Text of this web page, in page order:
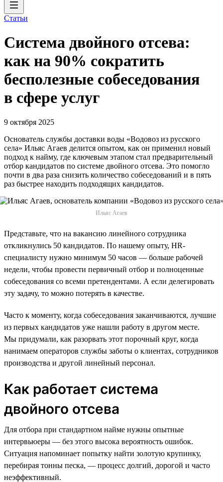
Статьи
Система двойного отсева:
как на 90% сократить
бесполезные собеседования
в сфере услуг
9 октября 2025
Основатель службы доставки воды «Водовоз из русского
села» Ильяс Агаев делится опытом, как он применил новый
подход к найму, где ключевым этапом стал предварительный
отбор кандидатов по системе двойного отсева. Это помогло
почти в два раза снизить количество собеседований и в пять
раз быстрее находить подходящих кандидатов.
Ильяс Агаев
Представьте, что на вакансию линейного сотрудника
откликнулись 50 кандидатов. По нашему опыту, HR-
специалисту нужно минимум 50 часов — больше рабочей
недели, чтобы провести первичный отбор и полноценные
собеседования со всеми претендентами. А если делегировать
эту задачу, то можно потерять в качестве.
Часто к моменту, когда собеседования заканчиваются, лучшие
из первых кандидатов уже нашли работу в другом месте.
Мы придумали, как разорвать этот порочный круг, когда
нанимаем операторов службы заботы о клиентах, сотрудников
производства и другой линейный персонал.
Как работает система
двойного отсева
Для отбора при стандартном найме нужны опытные
интервьюеры — без этого высока вероятность ошибок.
Ситуация напоминает попытку найти золотую крупинку,
перебирая тонны песка, — процесс долгий, дорогой и часто
неэффективный.